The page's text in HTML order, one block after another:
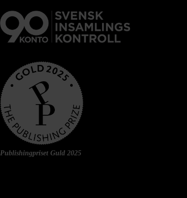
Publishingpriset Guld 2025